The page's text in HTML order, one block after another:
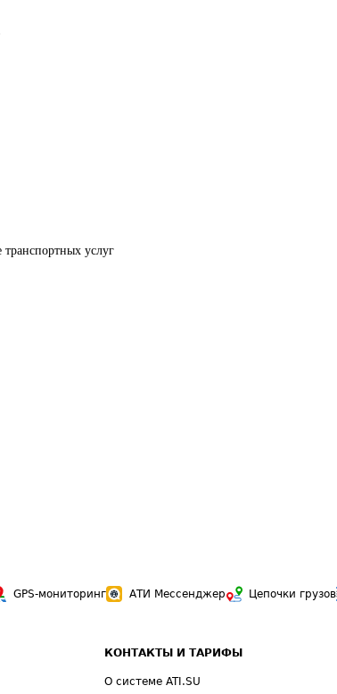
транспортных услуг
GPS-мониторинг АТИ Мессенджер Цепочки грузов
КОНТАКТЫ И ТАРИФЫ
О системе ATI.SU